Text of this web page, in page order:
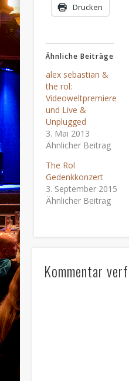
Drucken
Ähnliche Beiträge
alex sebastian &
the rol:
Videoweltpremiere
und Live &
Unplugged
3. Mai 2013
Ähnlicher Beitrag
The Rol
Gedenkkonzert
3. September 2015
Ähnlicher Beitrag
Kommentar